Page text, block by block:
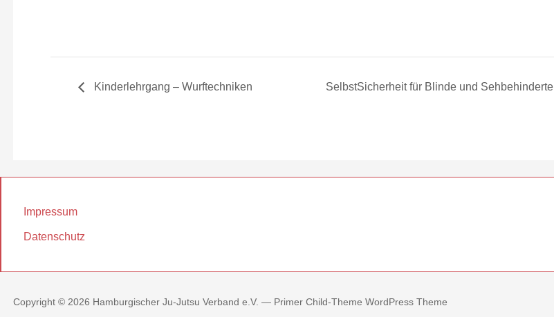
Kinderlehrgang – Wurftechniken SelbstSicherheit für Blinde und Sehbehinderte
Impressum
Datenschutz
Copyright © 2026 Hamburgischer Ju-Jutsu Verband e.V. — Primer Child-Theme WordPress Theme